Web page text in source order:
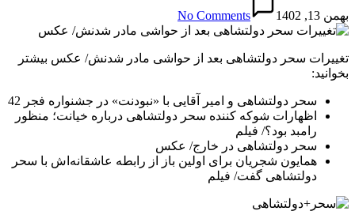
بهمن 13, 1402 No Comments
تغییرات سحر دولتشاهی بعد از حواشی مادر شدنش/ عکس بیشتر
بخوانید:
سحر دولتشاهی و امیر آقایی با «نبودنت» در جشنواره فجر 42
اظهارات شوکه کننده سحر دولتشاهی درباره خیانت؛ منظور
رامبد بود؟/ فیلم
سحر دولتشاهی در خارج/ عکس
همایون شجریان برای اولین باز از رابطه عاشقانه‌اش با سحر
دولتشاهی گفت/ فیلم